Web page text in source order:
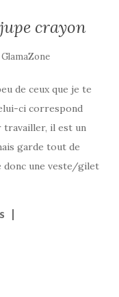
crayon
de ceux que je te
ci correspond
travailler, il est un
garde tout de
donc une veste/gilet